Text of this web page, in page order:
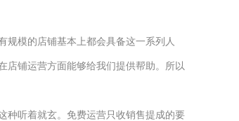
规模的店铺基本上都会具备这一系列人
店铺运营方面能够给我们提供帮助。所以
种听着就玄。免费运营只收销售提成的要